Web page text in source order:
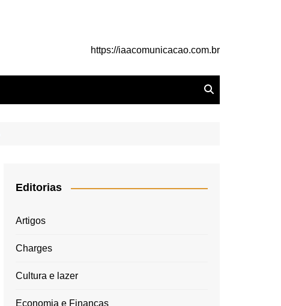
https://iaacomunicacao.com.br
Editorias
Artigos
Charges
Cultura e lazer
Economia e Finanças